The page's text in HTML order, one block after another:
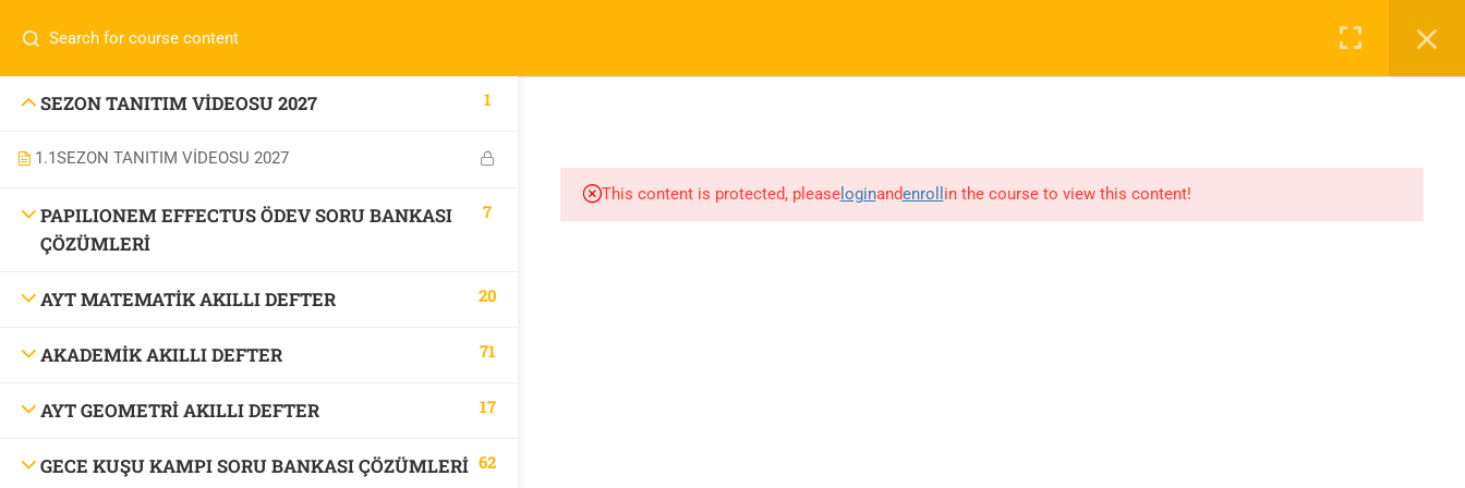
İletişim: 0 536 360 68 27 Login
SEZON TANITIM VİDEOSU 2027 1
1.1SEZON TANITIM VİDEOSU 2027
PAPILIONEM EFFECTUS ÖDEV SORU BANKASI
ÇÖZÜMLERİ
7
AYT MATEMATİK AKILLI DEFTER 20
AKADEMİK AKILLI DEFTER 71
AYT GEOMETRİ AKILLI DEFTER 17
GECE KUŞU KAMPI SORU BANKASI ÇÖZÜMLERİ 62
This content is protected, pleaseloginandenroll in the course to view this content!
Company
ÖABT Matematik 2027 Kayıt
İletişim
Links
Derslerimiz
OABT Matematik